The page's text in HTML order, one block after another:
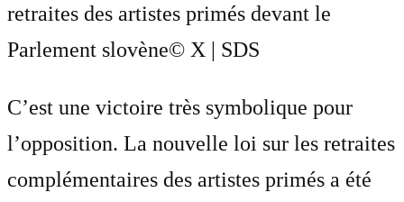
retraites des artistes primés devant le
Parlement slovène© X | SDS
C’est une victoire très symbolique pour
l’opposition. La nouvelle loi sur les retraites
complémentaires des artistes primés a été